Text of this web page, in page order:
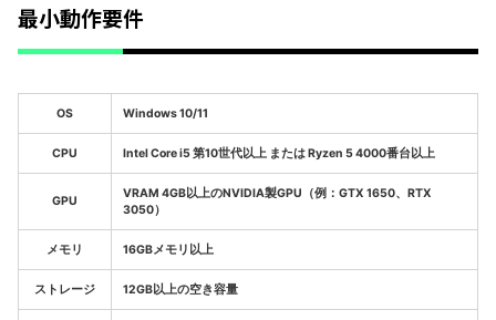
最小動作要件
OS Windows 10/11
CPU Intel Core i5 第10世代以上 または Ryzen 5 4000番台以上
GPU
VRAM 4GB以上のNVIDIA製GPU（例：GTX 1650、RTX
3050）
メモリ 16GBメモリ以上
ストレージ 12GB以上の空き容量